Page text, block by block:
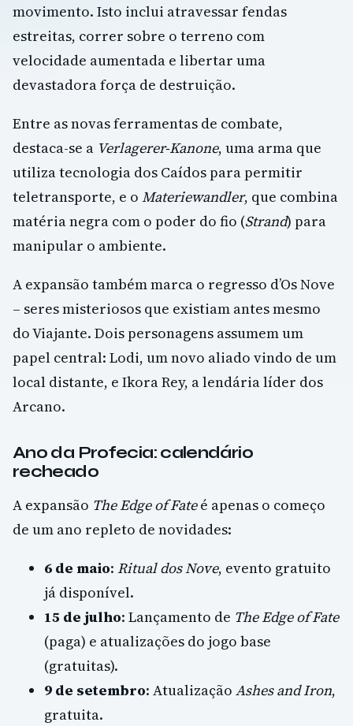
movimento. Isto inclui atravessar fendas
estreitas, correr sobre o terreno com
velocidade aumentada e libertar uma
devastadora força de destruição.
Entre as novas ferramentas de combate,
destaca-se a Verlagerer-Kanone, uma arma que
utiliza tecnologia dos Caídos para permitir
teletransporte, e o Materiewandler, que combina
matéria negra com o poder do fio (Strand) para
manipular o ambiente.
A expansão também marca o regresso d’Os Nove
– seres misteriosos que existiam antes mesmo
do Viajante. Dois personagens assumem um
papel central: Lodi, um novo aliado vindo de um
local distante, e Ikora Rey, a lendária líder dos
Arcano.
Ano da Profecia: calendário
recheado
A expansão The Edge of Fateé apenas o começo
de um ano repleto de novidades:
6 de maio: Ritual dos Nove, evento gratuito
já disponível.
15 de julho: Lançamento de The Edge of Fate
(paga) e atualizações do jogo base
(gratuitas).
9 de setembro: Atualização Ashes and Iron,
gratuita.